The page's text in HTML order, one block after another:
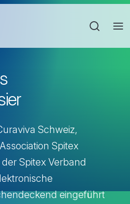
Schweiz,
Spitex
Spitex Verband
eingeführt